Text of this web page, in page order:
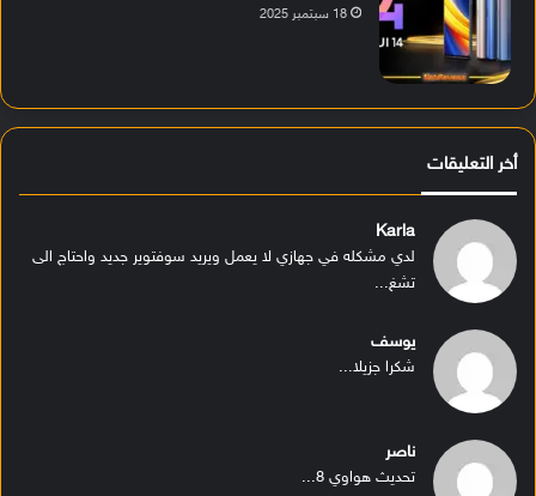
18 سبتمبر 2025
أخر التعليقات
Karla
لدي مشكله في جهازي لا يعمل ويريد سوفتوير جديد واحتاج الى
تشغ...
يوسف
شكرا جزيلا...
ناصر
تحديث هواوي 8...